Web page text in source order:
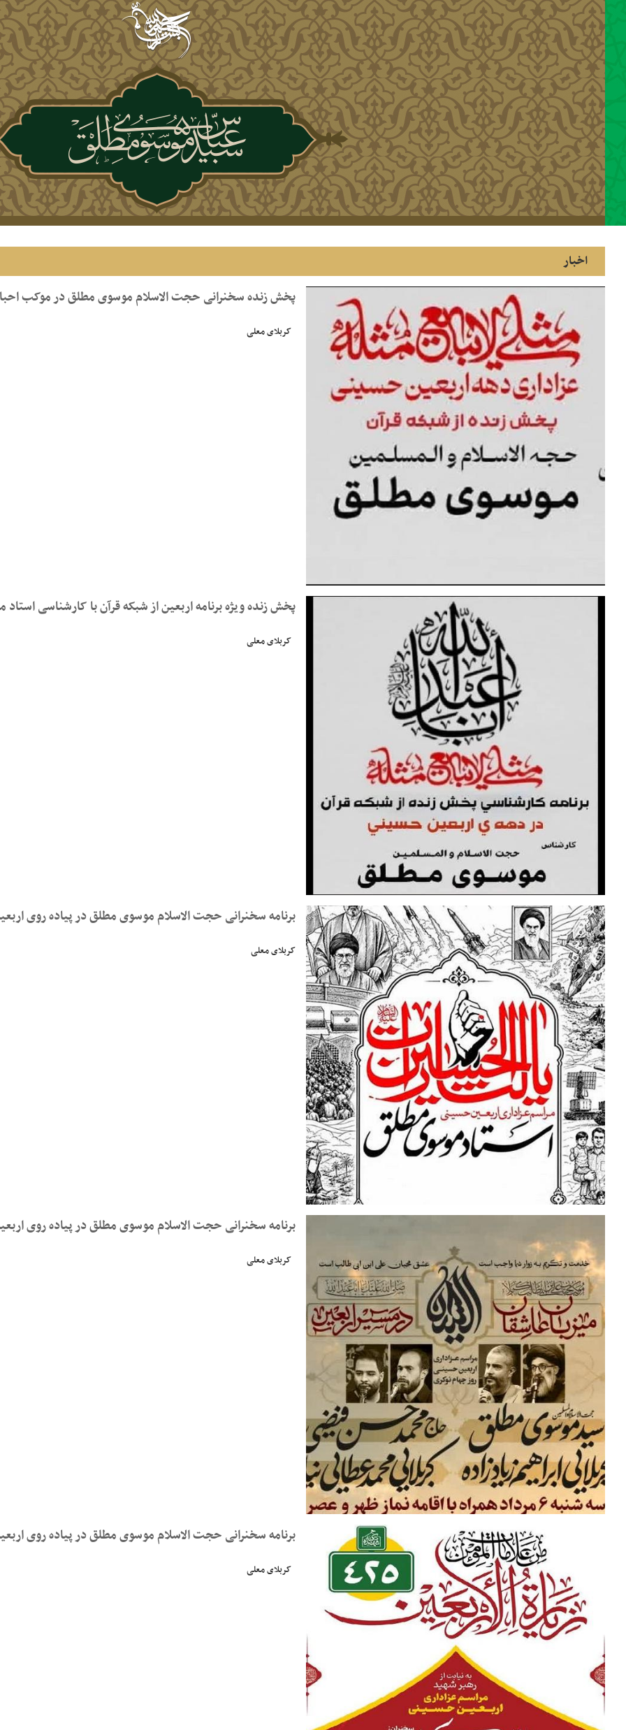
رفتن به محتوای اصلی
اخبار
پخش زنده سخنرانی حجت الاسلام موسوی مطلق در موکب
کربلای معلی
پخش زنده ویژه برنامه اربعین از شبکه قرآن با کارشناسی
کربلای معلی
برنامه سخنرانی حجت الاسلام موسوی مطلق در پیاده روی اربعین ۱۴۰۵ _ حرم حضرت
کربلای معلی
برنامه سخنرانی حجت الاسلام موسوی مطلق در پیاده روی اربعین ۱۴۰۵ _ کربلای
کربلای معلی
برنامه سخنرانی حجت الاسلام موسوی مطلق در پیاده روی اربعین ۱۴۰۵ _ عمود
کربلای معلی